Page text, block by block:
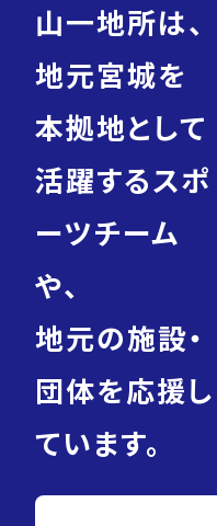
山一地所は、
地元宮城を
本拠地として
活躍するスポ
ーツチーム
や、
地元の施設・
団体を応援し
ています。